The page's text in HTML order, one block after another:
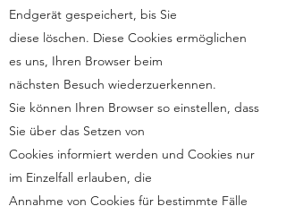
Endgerät gespeichert, bis Sie
diese löschen. Diese Cookies ermöglichen
es uns, Ihren Browser beim
nächsten Besuch wiederzuerkennen.
Sie können Ihren Browser so einstellen, dass
Sie über das Setzen von
Cookies informiert werden und Cookies nur
im Einzelfall erlauben, die
Annahme von Cookies für bestimmte Fälle